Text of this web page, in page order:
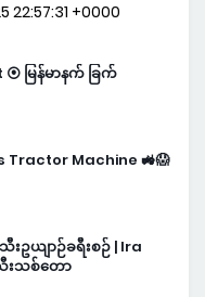
22:57:31 +0000
မြန်မာနက် ခြက်
Tractor Machine 🚜😱
းဥယျာဉ်ခရီးစဉ် | Ira
းသစ်တော